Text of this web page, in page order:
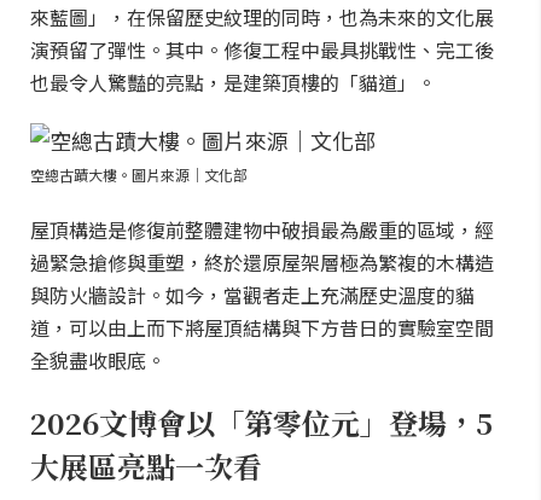
來藍圖」，在保留歷史紋理的同時，也為未來的文化展
演預留了彈性。其中。修復工程中最具挑戰性、完工後
也最令人驚豔的亮點，是建築頂樓的「貓道」。
空總古蹟大樓。圖片來源｜文化部
屋頂構造是修復前整體建物中破損最為嚴重的區域，經
過緊急搶修與重塑，終於還原屋架層極為繁複的木構造
與防火牆設計。如今，當觀者走上充滿歷史溫度的貓
道，可以由上而下將屋頂結構與下方昔日的實驗室空間
全貌盡收眼底。
2026文博會以「第零位元」登場，5
大展區亮點一次看